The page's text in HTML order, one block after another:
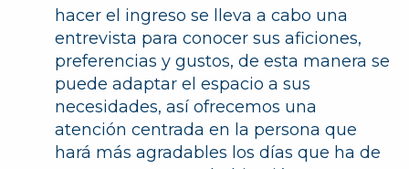
hacer el ingreso se lleva a cabo una
entrevista para conocer sus aficiones,
preferencias y gustos, de esta manera se
puede adaptar el espacio a sus
necesidades, así ofrecemos una
atención centrada en la persona que
hará más agradables los días que ha de